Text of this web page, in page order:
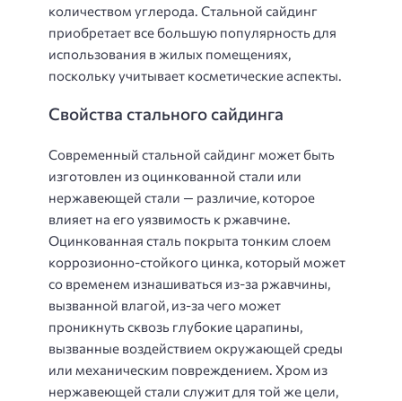
количеством углерода. Стальной сайдинг
приобретает все большую популярность для
использования в жилых помещениях,
поскольку учитывает косметические аспекты.
Свойства стального сайдинга
Современный стальной сайдинг может быть
изготовлен из оцинкованной стали или
нержавеющей стали — различие, которое
влияет на его уязвимость к ржавчине.
Оцинкованная сталь покрыта тонким слоем
коррозионно-стойкого цинка, который может
со временем изнашиваться из-за ржавчины,
вызванной влагой, из-за чего может
проникнуть сквозь глубокие царапины,
вызванные воздействием окружающей среды
или механическим повреждением. Хром из
нержавеющей стали служит для той же цели,